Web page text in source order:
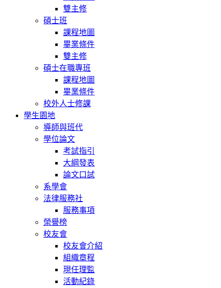
雙主修
碩士班
課程地圖
畢業條件
雙主修
碩士在職專班
課程地圖
畢業條件
校外人士修課
學生園地
導師與班代
學位論文
考試指引
大綱發表
論文口試
系學會
法律服務社
服務事項
榮譽榜
校友會
校友會介紹
組織章程
現任理監
活動紀錄